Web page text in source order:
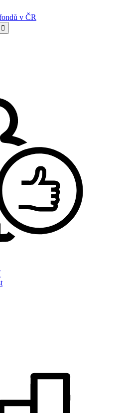
v ČR